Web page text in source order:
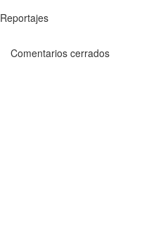
Reportajes
Comentarios cerrados